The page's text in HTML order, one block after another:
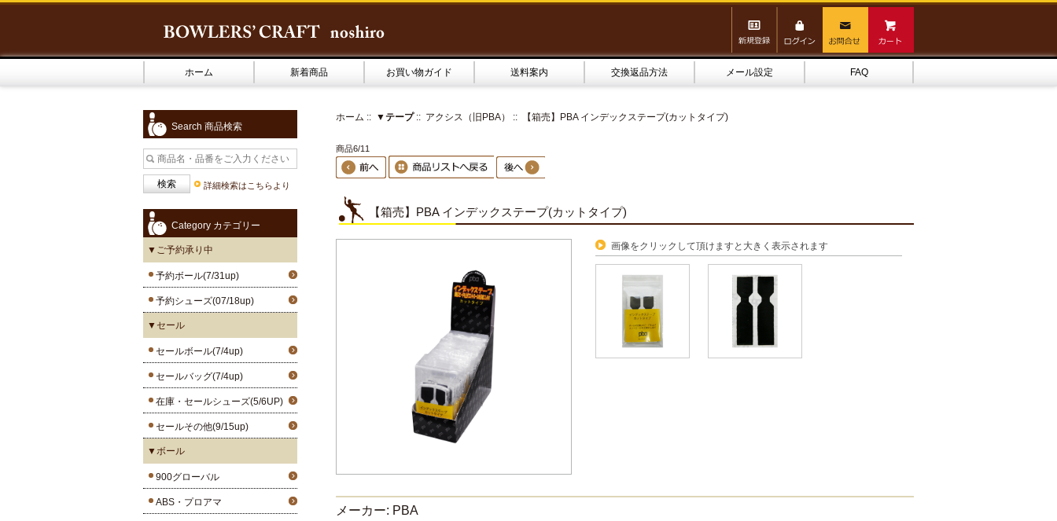
ホーム 新着商品 お買い物ガイド 送料案内 交換返品方法 メール設定 FAQ
Search 商品検索
詳細検索はこちらより
Category カテゴリー
▼ご予約承り中
予約ボール(7/31up)
予約シューズ(07/18up)
▼セール
セールボール(7/4up)
セールバッグ(7/4up)
在庫・セールシューズ(5/6UP)
セールその他(9/15up)
▼ボール
900グローバル
ABS・プロアマ
ホーム :: ▼テープ:: アクシス（旧PBA） :: 【箱売】PBA インデックステープ(カットタイプ)
商品6/11
【箱売】PBA インデックステープ(カットタイプ)
画像をクリックして頂けますと大きく表示されます
メーカー: PBA